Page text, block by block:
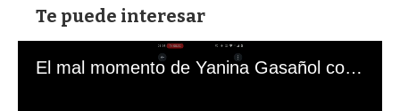
Te puede interesar
El mal momento de Yanina Gasañol con un hincha argentino en "Subrayado"